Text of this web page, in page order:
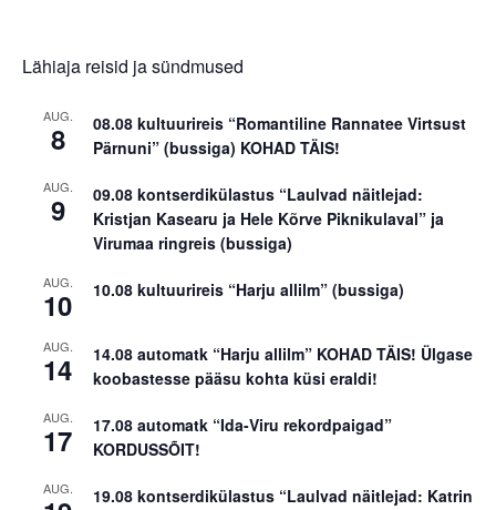
Lähiaja reisid ja sündmused
AUG.
8
08.08 kultuurireis “Romantiline Rannatee Virtsust
Pärnuni” (bussiga) KOHAD TÄIS!
AUG.
9
09.08 kontserdikülastus “Laulvad näitlejad:
Kristjan Kasearu ja Hele Kõrve Piknikulaval” ja
Virumaa ringreis (bussiga)
AUG.
10 10.08 kultuurireis “Harju allilm” (bussiga)
AUG.
14
14.08 automatk “Harju allilm” KOHAD TÄIS! Ülgase
koobastesse pääsu kohta küsi eraldi!
AUG.
17
17.08 automatk “Ida-Viru rekordpaigad”
KORDUSSÕIT!
AUG.
19.08 kontserdikülastus “Laulvad näitlejad: Katrin